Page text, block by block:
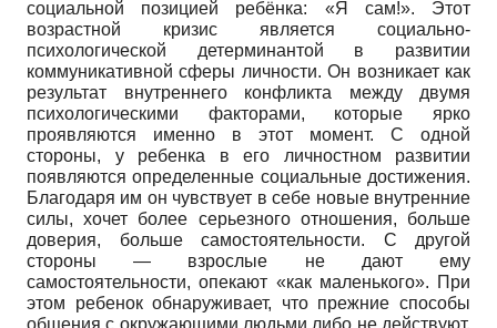
социальной позицией ребёнка: «Я сам!». Этот
возрастной кризис является социально-
психологической детерминантой в развитии
коммуникативной сферы личности. Он возникает как
результат внутреннего конфликта между двумя
психологическими факторами, которые ярко
проявляются именно в этот момент. С одной
стороны, у ребенка в его личностном развитии
появляются определенные социальные достижения.
Благодаря им он чувствует в себе новые внутренние
силы, хочет более серьезного отношения, больше
доверия, больше самостоятельности. С другой
стороны — взрослые не дают ему
самостоятельности, опекают «как маленького». При
этом ребенок обнаруживает, что прежние способы
общения с окружающими людьми либо не действуют,